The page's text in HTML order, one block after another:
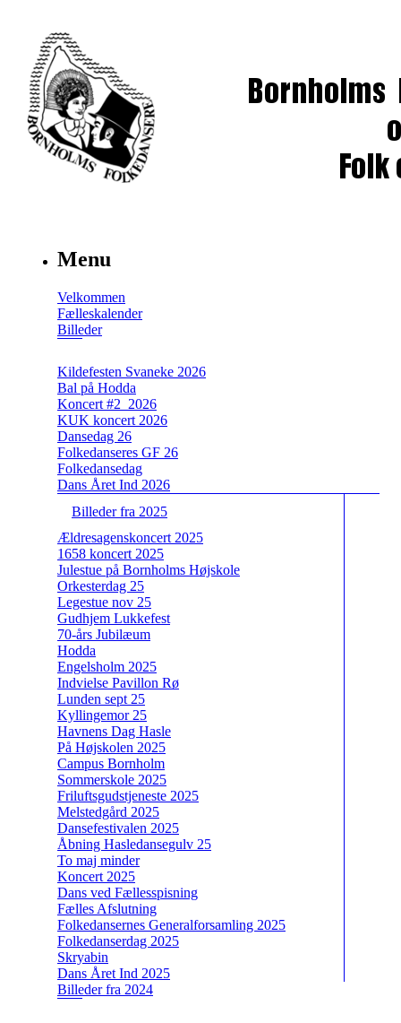
Menu
Velkommen
Fælleskalender
Billeder
Kildefesten Svaneke 2026
Bal på Hodda
Koncert #2_2026
KUK koncert 2026
Dansedag 26
Folkedanseres GF 26
Folkedansedag
Dans Året Ind 2026
Billeder fra 2025
Ældresagenskoncert 2025
1658 koncert 2025
Julestue på Bornholms Højskole
Orkesterdag 25
Legestue nov 25
Gudhjem Lukkefest
70-års Jubilæum
Hodda
Engelsholm 2025
Indvielse Pavillon Rø
Lunden sept 25
Kyllingemor 25
Havnens Dag Hasle
På Højskolen 2025
Campus Bornholm
Sommerskole 2025
Friluftsgudstjeneste 2025
Melstedgård 2025
Dansefestivalen 2025
Åbning Hasledansegulv 25
To maj minder
Koncert 2025
Dans ved Fællesspisning
Fælles Afslutning
Folkedansernes Generalforsamling 2025
Folkedanserdag 2025
Skryabin
Dans Året Ind 2025
Billeder fra 2024